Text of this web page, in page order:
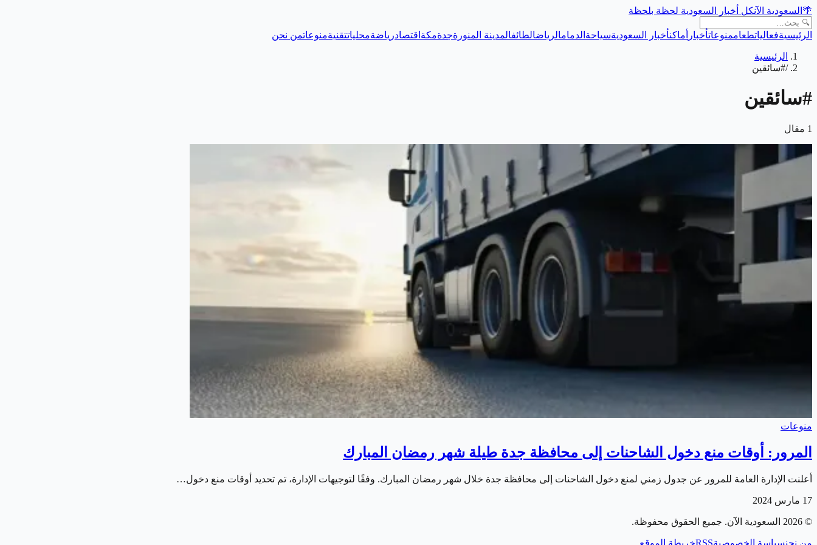
🌴 السعودية الآنكل أخبار السعودية لحظة بلحظة
الرئيسيةفعالياتطعاممنوعاتأخبار أماكنأخبار السعوديةسياحة الدمامالرياضالطائفالمدينة المنورةجدةمكة اقتصادرياضةمحلياتتقنيةمنوعاتمن نحن
الرئيسية
/#سائقين
#سائقين
1 مقال
منوعات
المرور: أوقات منع دخول الشاحنات إلى محافظة جدة طيلة شهر رمضان المبارك
أعلنت الإدارة العامة للمرور عن جدول زمني لمنع دخول الشاحنات إلى محافظة جدة خلال شهر رمضان المبارك. وفقًا لتوجيهات الإدارة، تم تحديد أوقات منع دخول…
17 مارس 2024
©
2026 السعودية الآن. جميع الحقوق محفوظة.
من نحنسياسة الخصوصيةRSSخريطة الموقع